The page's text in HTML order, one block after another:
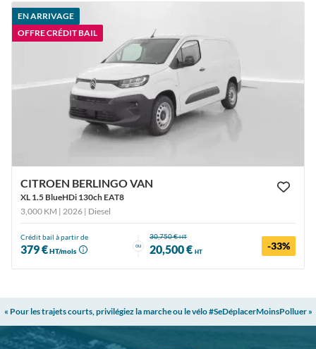
EN ARRIVAGE
OFFRE CRÉDIT BAIL
CITROEN BERLINGO VAN
XL 1.5 BlueHDi 130ch EAT8
3,000 KM | 2026 | Diesel
Crédit bail à partir de
379 €HT/mois
ou
30,750 €HT
20,500 € HT -33%
« Pour les trajets courts, privilégiez la marche ou le vélo #SeDéplacerMoinsPolluer »